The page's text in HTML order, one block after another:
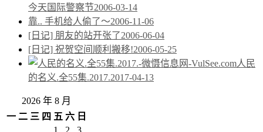
今天国际警察节2006-03-14
靠.. 手机给人偷了～2006-11-06
[日记] 朋友的站开张了2006-06-04
[日记] 祝贺空间顺利搬移!2006-05-25
人民
的名义.全55集.2017.2017-04-13
2026 年 8 月
一 二 三 四 五 六 日